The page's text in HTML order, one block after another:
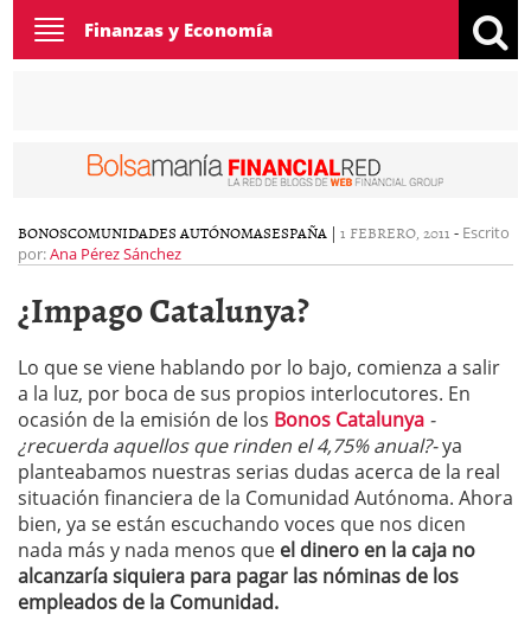
Toggle
navigation
Finanzas y Economía
BONOSCOMUNIDADES AUTÓNOMASESPAÑA | 1 FEBRERO, 2011 - Escrito
por:Ana Pérez Sánchez
¿Impago Catalunya?
Lo que se viene hablando por lo bajo, comienza a salir
a la luz, por boca de sus propios interlocutores. En
ocasión de la emisión de los Bonos Catalunya -
¿recuerda aquellos que rinden el 4,75% anual?-ya
planteabamos nuestras serias dudas acerca de la real
situación financiera de la Comunidad Autónoma. Ahora
bien, ya se están escuchando voces que nos dicen
nada más y nada menos que el dinero en la caja no
alcanzaría siquiera para pagar las nóminas de los
empleados de la Comunidad.